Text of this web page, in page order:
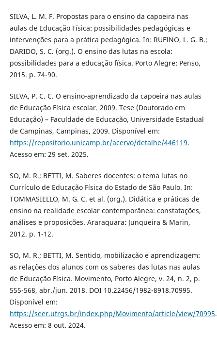
SILVA, L. M. F. Propostas para o ensino da capoeira nas
aulas de Educação Física: possibilidades pedagógicas e
intervenções para a prática pedagógica. In: RUFINO, L. G. B.;
DARIDO, S. C. (org.). O ensino das lutas na escola:
possibilidades para a educação física. Porto Alegre: Penso,
2015. p. 74-90.
SILVA, P. C. C. O ensino-aprendizado da capoeira nas aulas
de Educação Física escolar. 2009. Tese (Doutorado em
Educação) – Faculdade de Educação, Universidade Estadual
de Campinas, Campinas, 2009. Disponível em:
https://repositorio.unicamp.br/acervo/detalhe/446119.
Acesso em: 29 set. 2025.
SO, M. R.; BETTI, M. Saberes docentes: o tema lutas no
Currículo de Educação Física do Estado de São Paulo. In:
TOMMASIELLO, M. G. C. et al. (org.). Didática e práticas de
ensino na realidade escolar contemporânea: constatações,
análises e proposições. Araraquara: Junqueira & Marin,
2012. p. 1-12.
SO, M. R.; BETTI, M. Sentido, mobilização e aprendizagem:
as relações dos alunos com os saberes das lutas nas aulas
de Educação Física. Movimento, Porto Alegre, v. 24, n. 2, p.
555-568, abr./jun. 2018. DOI 10.22456/1982-8918.70995.
Disponível em:
https://seer.ufrgs.br/index.php/Movimento/article/view/70995.
Acesso em: 8 out. 2024.